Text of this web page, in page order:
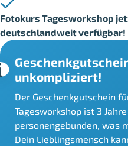
Fotokurs Tagesworkshop
deutschlandweit verfügbar!
unkompliziert!
Der Geschenkgutschein
Tagesworkshop ist 3
personengebunden, was
Dein Lieblingsmensch